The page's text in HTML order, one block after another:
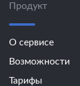
Продукт
О сервисе
Возможности
Тарифы